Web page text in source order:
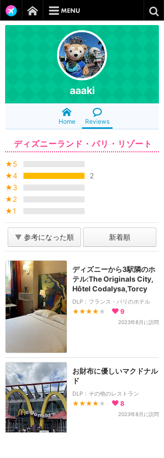
aaaki
Home Reviews
ディズニーランド・パリ・リゾート
★5
★4
2
★3
★2
★1
▼ 参考になった順 新着順
ディズニーから3駅隣のホ
テル:The Originals City,
Hôtel Codalysa,Torcy
DLP：フランス・パリのホテル
★★★★ ★ 9
2023年8月に訪問
お財布に優しいマクドナル
ド
DLP：その他のレストラン
★★★★ ★ 8
2023年8月に訪問